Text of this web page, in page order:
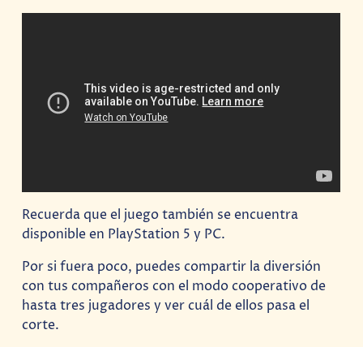
Recuerda que el juego también se encuentra
disponible en PlayStation 5 y PC.
Por si fuera poco, puedes compartir la diversión
con tus compañeros con el modo cooperativo de
hasta tres jugadores y ver cuál de ellos pasa el
corte.